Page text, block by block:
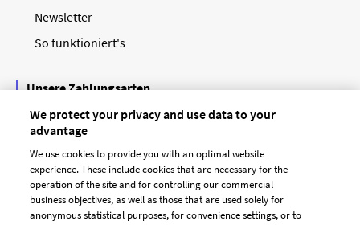
Newsletter
So funktioniert's
Unsere Zahlungsarten
We protect your privacy and use data to your
advantage
We use cookies to provide you with an optimal website
experience. These include cookies that are necessary for the
operation of the site and for controlling our commercial
business objectives, as well as those that are used solely for
anonymous statistical purposes, for convenience settings, or to